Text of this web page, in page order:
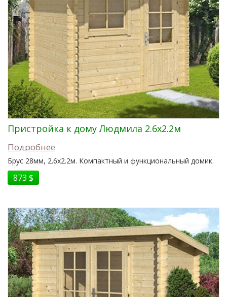
Пристройка к дому Людмила 2.6x2.2м
Подробнее
Брус 28мм, 2.6x2.2м. Компактный и функциональный домик.
873 $